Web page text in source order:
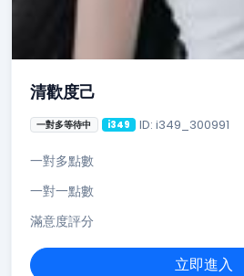
清歡度己
一對多等待中 i349 ID: i349_300991
一對多點數
一對一點數
滿意度評分
立即進入